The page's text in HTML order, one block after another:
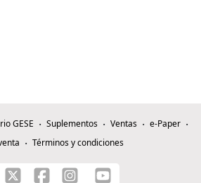
GESE Suplementos Ventas
e-Paper
Términos y condiciones